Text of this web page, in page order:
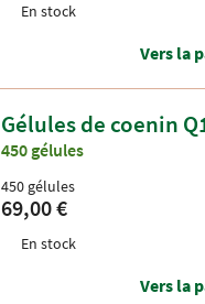
En stock
Vers la
Gélules de coenin
450 gélules
450 gélules
69,00 €
En stock
Vers la